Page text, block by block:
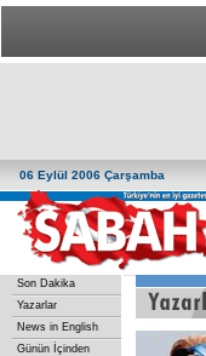
06 Eylül 2006 Çarşamba
Son Dakika
Yazarlar
News in English
Günün İçinden